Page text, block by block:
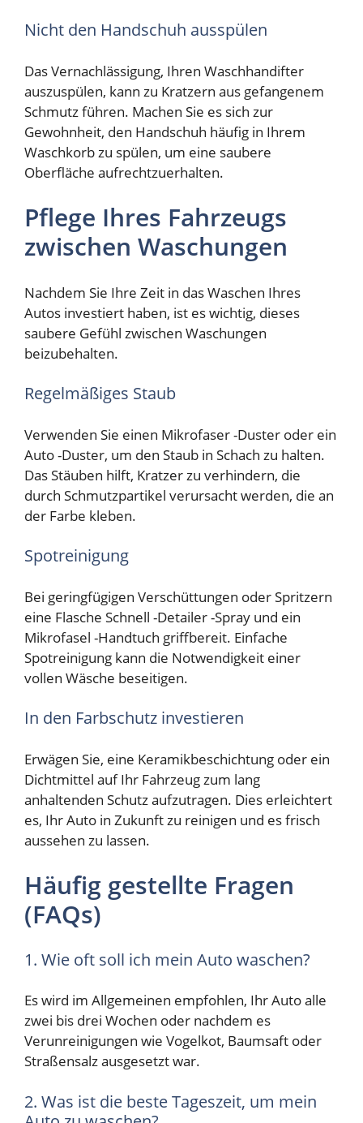
Nicht den Handschuh ausspülen
Das Vernachlässigung, Ihren Waschhandifter
auszuspülen, kann zu Kratzern aus gefangenem
Schmutz führen. Machen Sie es sich zur
Gewohnheit, den Handschuh häufig in Ihrem
Waschkorb zu spülen, um eine saubere
Oberfläche aufrechtzuerhalten.
Pflege Ihres Fahrzeugs
zwischen Waschungen
Nachdem Sie Ihre Zeit in das Waschen Ihres
Autos investiert haben, ist es wichtig, dieses
saubere Gefühl zwischen Waschungen
beizubehalten.
Regelmäßiges Staub
Verwenden Sie einen Mikrofaser -Duster oder ein
Auto -Duster, um den Staub in Schach zu halten.
Das Stäuben hilft, Kratzer zu verhindern, die
durch Schmutzpartikel verursacht werden, die an
der Farbe kleben.
Spotreinigung
Bei geringfügigen Verschüttungen oder Spritzern
eine Flasche Schnell -Detailer -Spray und ein
Mikrofasel -Handtuch griffbereit. Einfache
Spotreinigung kann die Notwendigkeit einer
vollen Wäsche beseitigen.
In den Farbschutz investieren
Erwägen Sie, eine Keramikbeschichtung oder ein
Dichtmittel auf Ihr Fahrzeug zum lang
anhaltenden Schutz aufzutragen. Dies erleichtert
es, Ihr Auto in Zukunft zu reinigen und es frisch
aussehen zu lassen.
Häufig gestellte Fragen
(FAQs)
1. Wie oft soll ich mein Auto waschen?
Es wird im Allgemeinen empfohlen, Ihr Auto alle
zwei bis drei Wochen oder nachdem es
Verunreinigungen wie Vogelkot, Baumsaft oder
Straßensalz ausgesetzt war.
2. Was ist die beste Tageszeit, um mein